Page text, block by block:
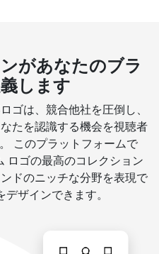
があなたのブラ
します
ゴは、競合他社を圧倒し、
たを認識する機会を視聴者
このプラットフォームで
ロゴの最高のコレクション
ドのニッチな分野を表現で
ザインできます。